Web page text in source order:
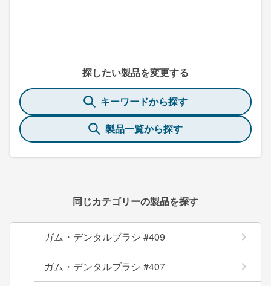
探したい製品を変更する
キーワードから探す
製品一覧から探す
同じカテゴリーの製品を探す
ガム・デンタルブラシ #409
ガム・デンタルブラシ #407